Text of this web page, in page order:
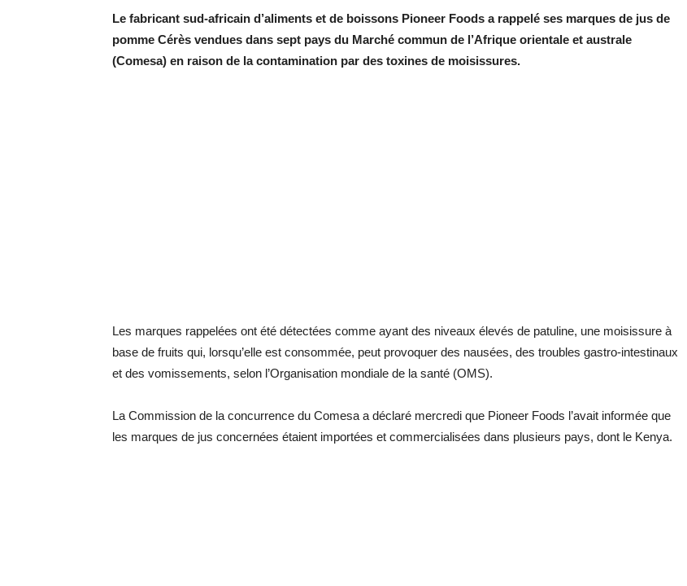
Le fabricant sud-africain d’aliments et de boissons Pioneer Foods a rappelé ses marques de jus de
pomme Cérès vendues dans sept pays du Marché commun de l’Afrique orientale et australe
(Comesa) en raison de la contamination par des toxines de moisissures.
Les marques rappelées ont été détectées comme ayant des niveaux élevés de patuline, une moisissure à
base de fruits qui, lorsqu’elle est consommée, peut provoquer des nausées, des troubles gastro-intestinaux
et des vomissements, selon l’Organisation mondiale de la santé (OMS).
La Commission de la concurrence du Comesa a déclaré mercredi que Pioneer Foods l’avait informée que
les marques de jus concernées étaient importées et commercialisées dans plusieurs pays, dont le Kenya.